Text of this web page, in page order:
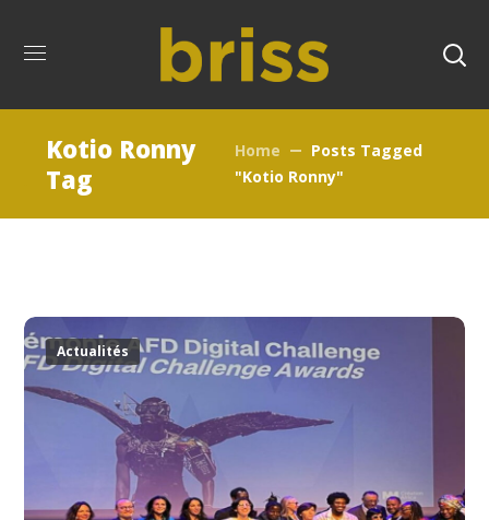
Kotio Ronny
Tag
Home
Posts Tagged
"Kotio Ronny"
Actualités